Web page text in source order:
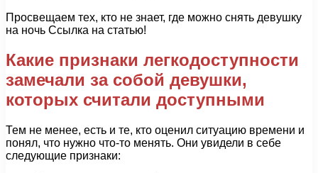
Просвещаем тех, кто не знает, где можно снять девушку
на ночь Ссылка на статью!
Какие признаки легкодоступности
замечали за собой девушки,
которых считали доступными
Тем не менее, есть и те, кто оценил ситуацию времени и
понял, что нужно что-то менять. Они увидели в себе
следующие признаки: